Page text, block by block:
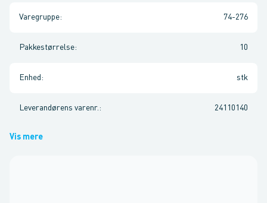
Varegruppe: 74-276
Pakkestørrelse: 10
Enhed : stk
Leverandørens varenr. : 24110140
Vis mere